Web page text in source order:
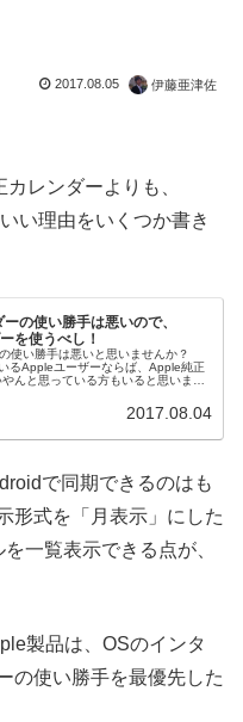
2017.08.05 伊藤亜津佐
レンダーよりも、
い理由をいくつか書き
の使い勝手は悪いので、
を使うべし！
使い勝手は悪いと思いませんか？
るAppleユーザーならば、Apple純正
んと思っている方もいると思いま
2017.08.04
で同期できるのはも
形式を「月表示」にした
一覧表示できる点が、
製品は、OSのインタ
の使い勝手を最優先した